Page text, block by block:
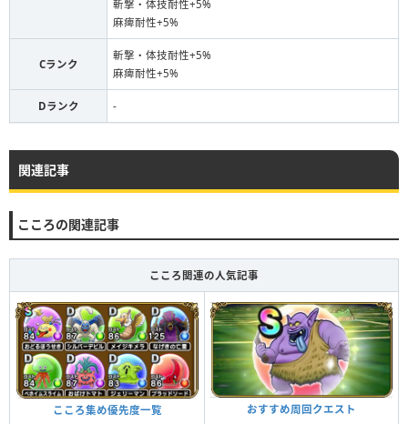
斬撃・体技耐性+5%
麻痺耐性+5%
Cランク
斬撃・体技耐性+5%
麻痺耐性+5%
Dランク -
関連記事
こころの関連記事
こころ関連の人気記事
こころ集め優先度一覧 おすすめ周回クエスト